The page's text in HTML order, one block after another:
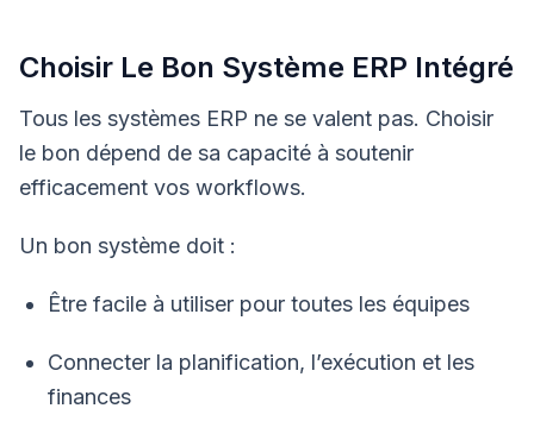
Choisir Le Bon Système ERP Intégré
Tous les systèmes ERP ne se valent pas. Choisir
le bon dépend de sa capacité à soutenir
efficacement vos workflows.
Un bon système doit :
Être facile à utiliser pour toutes les équipes
Connecter la planification, l’exécution et les
finances